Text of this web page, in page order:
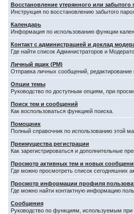
Восстановление утерянного или забытого
Инструкция по восстановлению забытого
Календарь
Информация по использованию функции
Контакт с администрацией и доклад
Где найти список Администраторов и
Личный ящик (PM)
Отправка личных сообщений,
Опции темы
Руководство по доступным опциям, при
Поиск тем и сообщений
Как воспользоваться функцией поиска.
Помощник
Полный справочник по использованию этой
Преимущества регистрации
Как зарегистрироваться и дополнительные
Просмотр активных тем и новых
Где можно просмотреть список
Просмотр информации профиля
Где можно найти контактную информацию
Сообщения
Руководство по функциям, используемым